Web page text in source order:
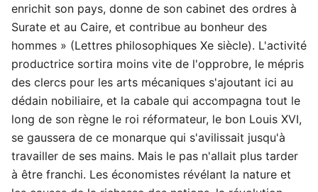
enrichit son pays, donne de son cabinet des ordres à
Surate et au Caire, et contribue au bonheur des
hommes » (Lettres philosophiques Xe siècle). L'activité
productrice sortira moins vite de l'opprobre, le mépris
des clercs pour les arts mécaniques s'ajoutant ici au
dédain nobiliaire, et la cabale qui accompagna tout le
long de son règne le roi réformateur, le bon Louis XVI,
se gaussera de ce monarque qui s'avilissait jusqu'à
travailler de ses mains. Mais le pas n'allait plus tarder
à être franchi. Les économistes révélant la nature et